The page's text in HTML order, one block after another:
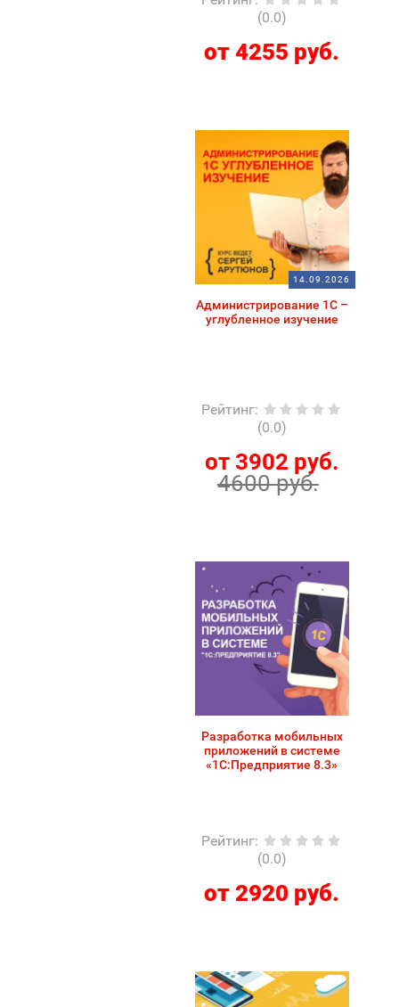
(0.0)
от 4255 руб.
14.09.2026
Администрирование 1С –
углубленное изучение
Рейтинг:
(0.0)
от 3902 руб.
4600 руб.
Разработка мобильных
приложений в системе
«1С:Предприятие 8.3»
Рейтинг:
(0.0)
от 2920 руб.